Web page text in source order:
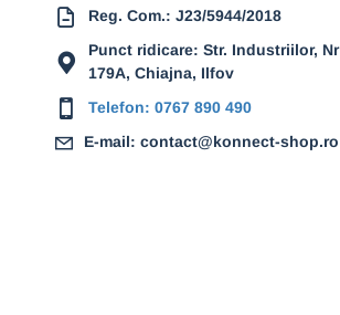
Reg. Com.: J23/5944/2018
Punct ridicare: Str. Industriilor, Nr
179A, Chiajna, Ilfov
Telefon: 0767 890 490
E-mail: contact@konnect-shop.ro